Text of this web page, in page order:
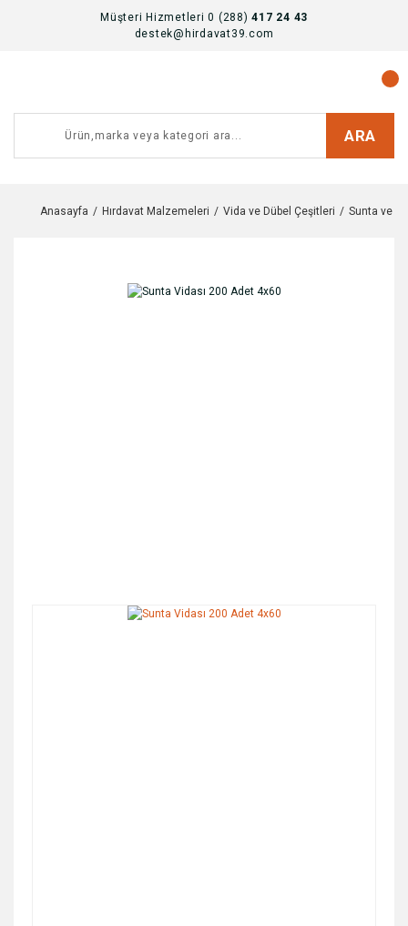
Müşteri Hizmetleri 0 (288)417 24 43
destek@hirdavat39.com
ARA
Anasayfa Hırdavat Malzemeleri Vida ve Dübel Çeşitleri Sunta ve